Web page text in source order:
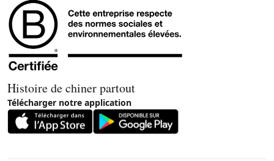
Histoire de chiner partout
Télécharger notre application